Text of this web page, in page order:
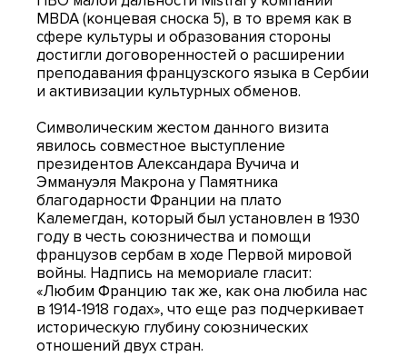
MBDA (концевая сноска 5), в то время как в
сфере культуры и образования стороны
достигли договоренностей о расширении
преподавания французского языка в Сербии
и активизации культурных обменов.
Символическим жестом данного визита
явилось совместное выступление
президентов Александара Вучича и
Эммануэля Макрона у Памятника
благодарности Франции на плато
Калемегдан, который был установлен в 1930
году в честь союзничества и помощи
французов сербам в ходе Первой мировой
войны. Надпись на мемориале гласит:
«Любим Францию так же, как она любила нас
в 1914-1918 годах», что еще раз подчеркивает
историческую глубину союзнических
отношений двух стран.